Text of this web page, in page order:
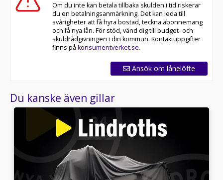
Om du inte kan betala tillbaka skulden i tid riskerar
du en betalningsanmärkning. Det kan leda till
svårigheter att få hyra bostad, teckna abonnemang
och få nya lån. För stöd, vänd dig till budget- och
skuldrådgivningen i din kommun. Kontaktuppgifter
finns på konsumentverket.se.
Ansök om lånelöfte
Du kanske även gillar